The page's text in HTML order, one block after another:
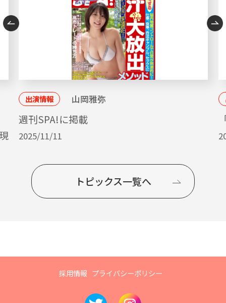
出演情報 山岡雅弥
週刊SPA!に掲載
2025/11/11
トピックス一覧へ
採用情報 プライバシーポリシー